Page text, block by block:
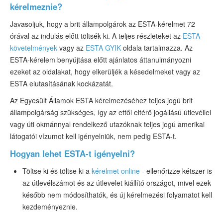
kérelmeznie?
Javasoljuk, hogy a brit állampolgárok az ESTA-kérelmet 72
órával az indulás előtt töltsék ki. A teljes részleteket az ESTA-
követelmények vagy az ESTA GYIK oldala tartalmazza. Az
ESTA-kérelem benyújtása előtt ajánlatos áttanulmányozni
ezeket az oldalakat, hogy elkerüljék a késedelmeket vagy az
ESTA elutasításának kockázatát.
Az Egyesült Államok ESTA kérelmezéséhez teljes jogú brit
állampolgárság szükséges, így az ettől eltérő jogállású útlevéllel
vagy úti okmánnyal rendelkező utazóknak teljes jogú amerikai
látogatói vízumot kell igényelniük, nem pedig ESTA-t.
Hogyan lehet ESTA-t igényelni?
Töltse ki és töltse ki a kérelmet online - ellenőrizze kétszer is
az útlevélszámot és az útlevelet kiállító országot, mivel ezek
később nem módosíthatók, és új kérelmezési folyamatot kell
kezdeményeznie.